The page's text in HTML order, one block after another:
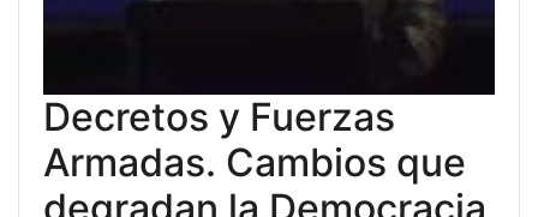
Decretos y Fuerzas
Armadas. Cambios que
degradan la Democracia